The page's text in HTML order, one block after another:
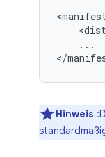
...
Hinweis